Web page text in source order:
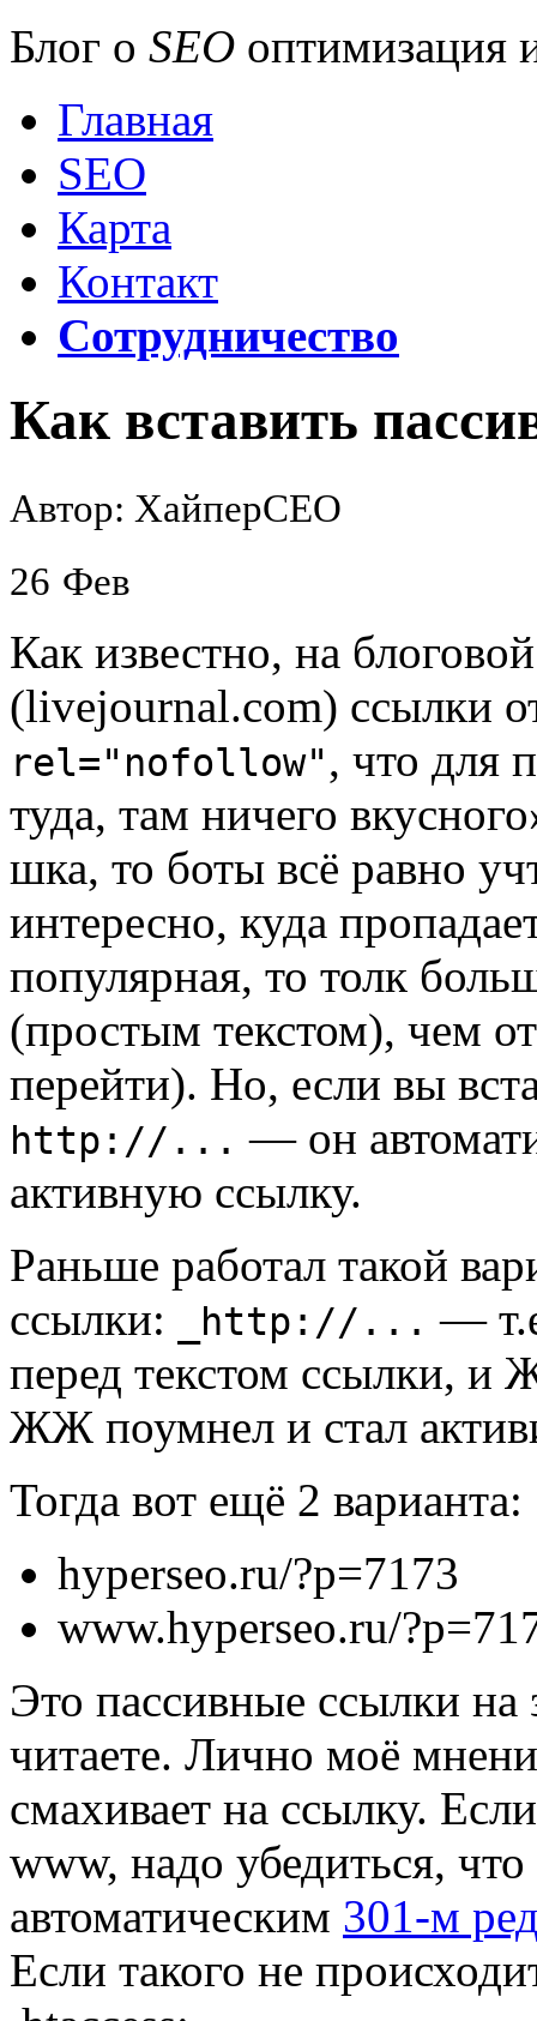
Блог о SEO оптимизация
Главная
SEO
Карта
Контакт
Сотрудничество
Как вставить
Автор: ХайперСЕО
26 Фев
Как известно, на
(livejournal.com) ссылки
rel="nofollow", что для
туда, там ничего
шка, то боты всё равно
интересно, куда
популярная, то толк
(простым текстом), чем
перейти). Но, если вы
http://... — он
активную ссылку.
Раньше работал такой
ссылки:
_http://... —
перед текстом ссылки, и
ЖЖ поумнел и стал
Тогда вот ещё 2 варианта:
hyperseo.ru/?p=7173
www.hyperseo.ru/
Это пассивные ссылки на
читаете. Лично моё
смахивает на ссылку.
www, надо убедиться,
автоматическим 301-м
Если такого не